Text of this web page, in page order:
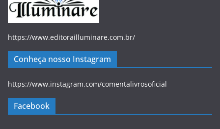
https://www.editorailluminare.com.br/
Conheça nosso Instagram
https://www.instagram.com/comentalivrosoficial
Facebook